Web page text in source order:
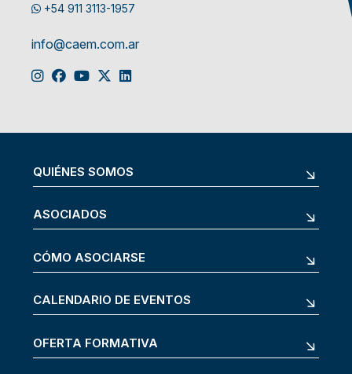
+54 911 3113-1957
info@caem.com.ar
QUIÉNES SOMOS
ASOCIADOS
CÓMO ASOCIARSE
CALENDARIO DE EVENTOS
OFERTA FORMATIVA